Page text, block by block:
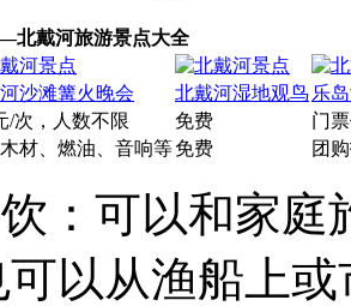
北戴河旅游景点大全
沙滩篝火晚会 北戴河湿地观鸟 乐
/次，人数不限 免费
门
材、燃油、音响等免费 团
：可以和家庭
以从渔船上